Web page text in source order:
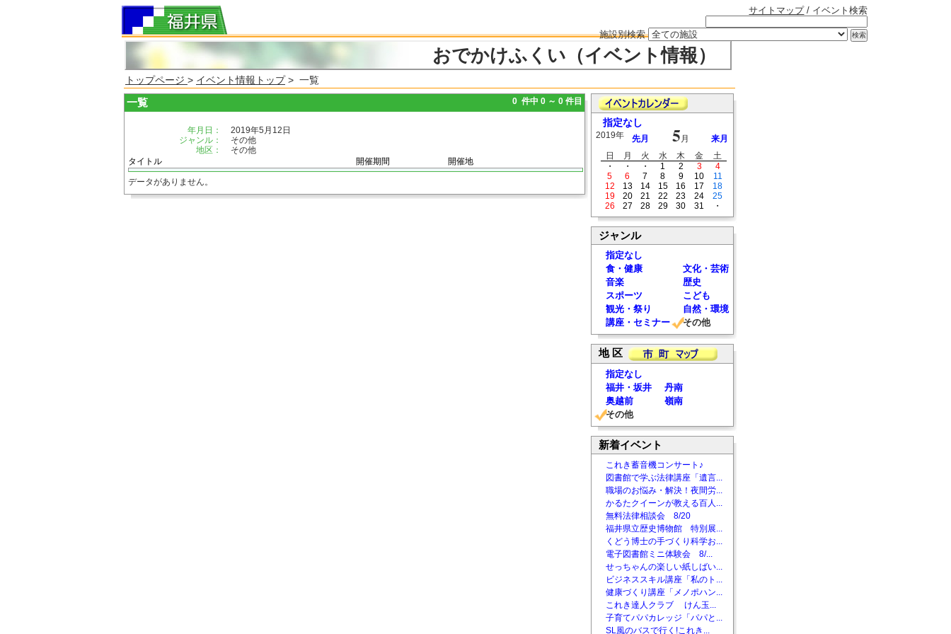
サイトマップ/ イベント検索
施設別検索
おでかけふくい（イベント情報）
トップページ > イベント情報トップ> 一覧
一覧 0 件中 0 ～ 0 件目
年月日：
2019年5月12日
ジャンル：
その他
地区：
その他
タイトル
開催期間 開催地
データがありません。
指定なし
2019年 先月 5 月
来月
日
月 火 水 木 金
土
・
・ ・ 1 2 3
4
5
6 7 8 9 10
11
12
13 14 15 16 17
18
19
20 21 22 23 24
25
26
27 28 29 30 31 ・
ジャンル
指定なし
食・健康
文化・芸術
音楽
歴史
スポーツ
こども
観光・祭り
自然・環境
講座・セミナー
その他
地 区
指定なし
福井・坂井
丹南
奥越前
嶺南
その他
新着イベント
これき蓄音機コンサート♪
図書館で学ぶ法律講座「遺言...
職場のお悩み・解決！夜間労...
かるたクイーンが教える百人...
無料法律相談会 8/20
福井県立歴史博物館 特別展...
くどう博士の手づくり科学お...
電子図書館ミニ体験会 8/...
せっちゃんの楽しい紙しばい...
ビジネススキル講座「私のト...
健康づくり講座「メノポハン...
これき達人クラブ けん玉...
子育てパパカレッジ「パパと...
SL風のバスで行く!これき...